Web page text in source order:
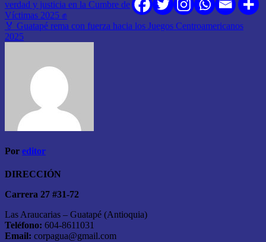
de
entradas
verdad y justicia en la Cumbre de
Víctimas 2025 ✊
🏅 Guatapé rema con fuerza hacia los Juegos Centroamericanos
2025
Por editor
DIRECCIÓN
Carrera 27 #31-72
Las Araucarias – Guatapé (Antioquia)
Teléfono: 604-8611031
Email: corpagua@gmail.com